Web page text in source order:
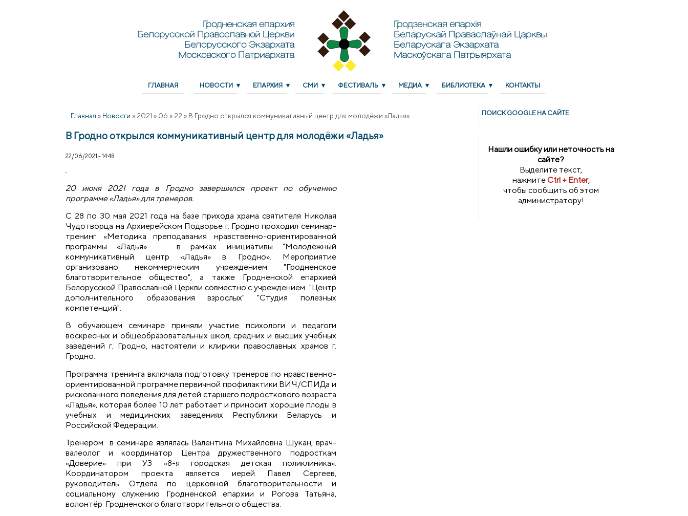
Гродненская епархия
Белорусской Православной Церкви
Белорусского Экзархата
Московского Патриархата
Гродзенская епархія
Беларускай Праваслаўнай Царквы
Беларускага Экзархата
Маскоўскага Патрыярхата
ГЛАВНАЯ НОВОСТИ ЕПАРХИЯ СМИ ФЕСТИВАЛЬ МЕДИА БИБЛИОТЕКА КОНТАКТЫ
Главная » Новости » 2021 » 06 » 22 » В Гродно открылся коммуникативный центр для молодёжи «Ладья»
В Гродно открылся коммуникативный центр для молодёжи «Ладья»
22/06/2021 - 14:48
20 июня 2021 года в Гродно завершился проект по обучению
программе «Ладья» для тренеров.
С 28 по 30 мая 2021 года на базе прихода храма святителя Николая
Чудотворца на Архиерейском Подворье г. Гродно проходил семинар-
тренинг «Методика преподавания нравственно-ориентированной
программы «Ладья» в рамках инициативы "Молодёжный
коммуникативный центр «Ладья» в Гродно». Мероприятие
организовано некоммерческим учреждением "Гродненское
благотворительное общество", а также Гродненской епархией
Белорусской Православной Церкви совместно с учреждением "Центр
дополнительного образования взрослых" "Студия полезных
компетенций".
В обучающем семинаре приняли участие психологи и педагоги
воскресных и общеобразовательных школ, средних и высших учебных
заведений г. Гродно, настоятели и клирики православных храмов г.
Гродно.
Программа тренинга включала подготовку тренеров по нравственно-
ориентированной программе первичной профилактики ВИЧ/СПИДа и
рискованного поведения для детей старшего подросткового возраста
«Ладья», которая более 10 лет работает и приносит хорошие плоды в
учебных и медицинских заведениях Республики Беларусь и
Российской Федерации.
Тренером в семинаре являлась Валентина Михайловна Шукан, врач-
валеолог и координатор Центра дружественного подросткам
«Доверие» приУЗ «8-я городская детская поликлиника».
Координатором проекта является иерей Павел Сергеев,
руководитель Отдела по церковной благотворительности и
социальному служению Гродненской епархии и Рогова Татьяна,
волонтёр Гродненского благотворительного общества.
ПОИСК GOОGLE НА САЙТЕ
Нашли ошибку или неточность на
сайте?
Выделите текст,
нажмитеCtrl + Enter,
чтобы сообщить об этом
администратору!